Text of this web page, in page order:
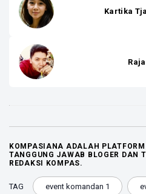
Kartika
KOMPASIANA ADALAH
TANGGUNG JAWAB BLOGER DAN
REDAKSI KOMPAS.
TAG event komandan 1